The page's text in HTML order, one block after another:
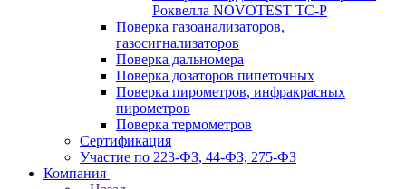
Роквелла NOVOTEST TС-Р
Поверка газоанализаторов,
газосигнализаторов
Поверка дальномера
Поверка дозаторов пипеточных
Поверка пирометров, инфракрасных
пирометров
Поверка термометров
Сертификация
Участие по 223-ФЗ, 44-ФЗ, 275-ФЗ
Компания